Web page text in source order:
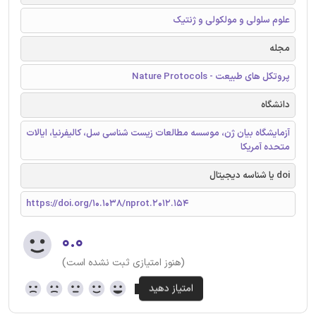
علوم سلولی و مولکولی و ژنتیک
مجله
پروتکل های طبیعت - Nature Protocols
دانشگاه
آزمایشگاه بیان ژن، موسسه مطالعات زیست شناسی سل، کالیفرنیا، ایالات
متحده آمریکا
doi یا شناسه دیجیتال
https://doi.org/10.1038/nprot.2012.154
۰.۰
(هنوز امتیازی ثبت نشده است)